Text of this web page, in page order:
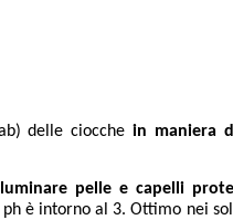
delle ciocche in maniera
pelle e capelli
è intorno al 3. Ottimo nei